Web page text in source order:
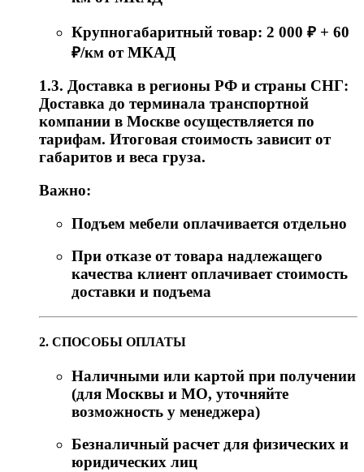
Крупногабаритный товар: 2 000 ₽ + 60
₽/км от МКАД
1.3. Доставка в регионы РФ и страны СНГ:
Доставка до терминала транспортной
компании в Москве осуществляется по
тарифам. Итоговая стоимость зависит от
габаритов и веса груза.
Важно:
Подъем мебели оплачивается отдельно
При отказе от товара надлежащего
качества клиент оплачивает стоимость
доставки и подъема
2. СПОСОБЫ ОПЛАТЫ
Наличными или картой при получении
(для Москвы и МО, уточняйте
возможность у менеджера)
Безналичный расчет для физических и
юридических лиц